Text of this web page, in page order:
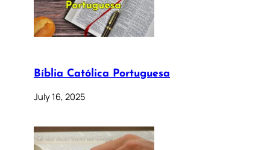
Bíblia Católica Portuguesa
July 16, 2025